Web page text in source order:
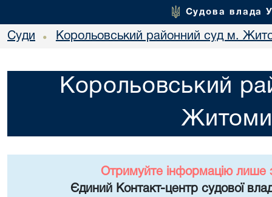
Судова влада
Суди • Корольовський районний суд м.
Корольовський
Отримуйте інформацію лише
Єдиний Контакт-центр судової